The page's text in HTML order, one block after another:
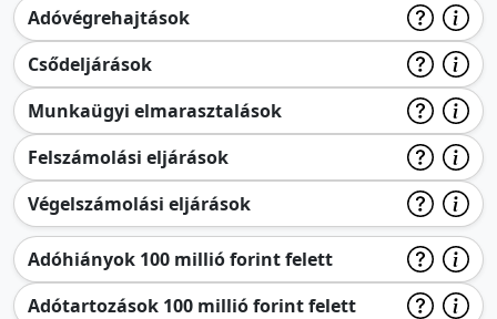
Adóvégrehajtások
Csődeljárások
Munkaügyi elmarasztalások
Felszámolási eljárások
Végelszámolási eljárások
Adóhiányok 100 millió forint felett
Adótartozások 100 millió forint felett